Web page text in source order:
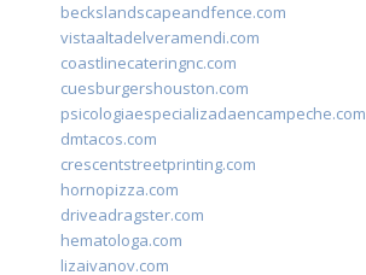
beckslandscapeandfence.com
vistaaltadelveramendi.com
coastlinecateringnc.com
cuesburgershouston.com
psicologiaespecializadaencampeche.com
dmtacos.com
crescentstreetprinting.com
hornopizza.com
driveadragster.com
hematologa.com
lizaivanov.com